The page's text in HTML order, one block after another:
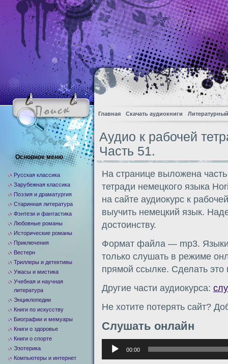
Главная Скачать аудиокниги
Аудио к рабочей
Часть 51.
На странице выложена
тетради немецкого языка
на сайте аудиокурс к
выучить немецкий язык.
достоинству.
Формат файла — mp3.
только слушать в режиме
прямой ссылке. Сделать
Другие части аудиокурса:
Не хотите потерять сайт?
Слушать онлайн
Аудиоплеер
00:00
Основное меню
Русская классика
Зарубежная классика
Поэзия и драматургия
Старинная литература
Фэнтези и фантастика
Любовные романы
Исторические романы
Приключения
Вестерн
Триллеры и детективы
Ужасы и мистика
Учебная и научная
литература
Энциклопедии
Книги по искусству
Биографии и мемуары
Книги о здоровье
Книги о спорте
Эзотерика
Компьютеры и интернет